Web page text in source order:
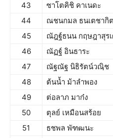
43
ซาโตคิชิ คาเนดะ
44
ณชนกมล ธนเตชากิ
45
ณัฎฐ์ธนน กฤษฎาสุร
46
ณัฏฐ์ อินธาระ
47
ณัฐณัฐ นิธิรัตน์วณฺิช
48
ต้นน้ำ ม้าลำพอง
49
ต่อลาภ มาก๋ง
50
ตุลย์ เหมือนสร้อย
51
ธชพล พัฑฒนะ